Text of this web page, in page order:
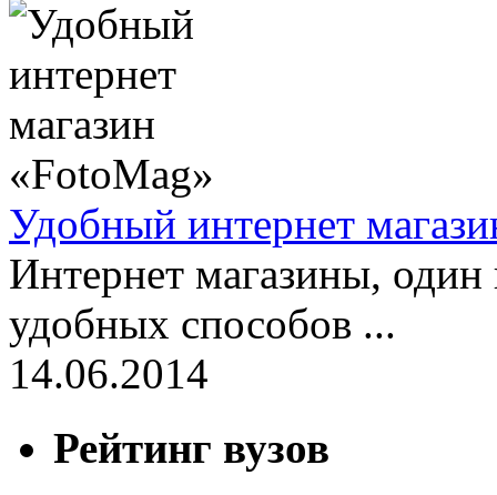
Удобный интернет
Интернет магазины,
удобных способов ...
14.06.2014
Рейтинг вузов